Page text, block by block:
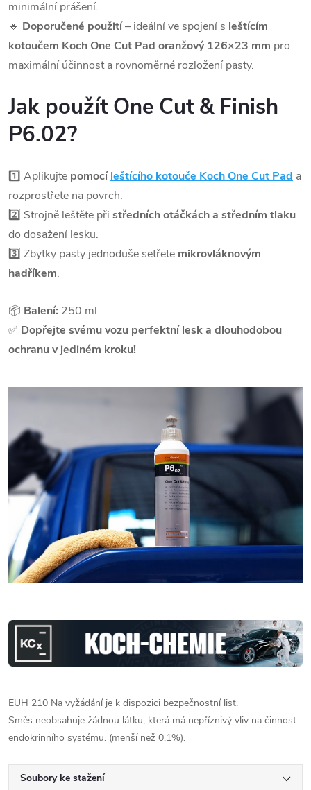
minimální prášení.
🔹 Doporučené použití– ideální ve spojení s leštícím
kotoučem Koch One Cut Pad oranžový 126×23 mm pro
maximální účinnost a rovnoměrné rozložení pasty.
Jak použít One Cut & Finish
P6.02?
1️⃣ Aplikujte pomocíleštícího kotouče Koch One Cut Pad a
rozprostřete na povrch.
2️⃣ Strojně leštěte při středních otáčkách a středním tlaku
do dosažení lesku.
3️⃣ Zbytky pasty jednoduše setřete mikrovláknovým
hadříkem.
📦 Balení: 250 ml
✅ Dopřejte svému vozu perfektní lesk a dlouhodobou
ochranu v jediném kroku!
EUH 210 Na vyžádání je k dispozici bezpečnostní list.
Směs neobsahuje žádnou látku, která má nepříznivý vliv na činnost
endokrinního systému. (menší než 0,1%).
Soubory ke stažení